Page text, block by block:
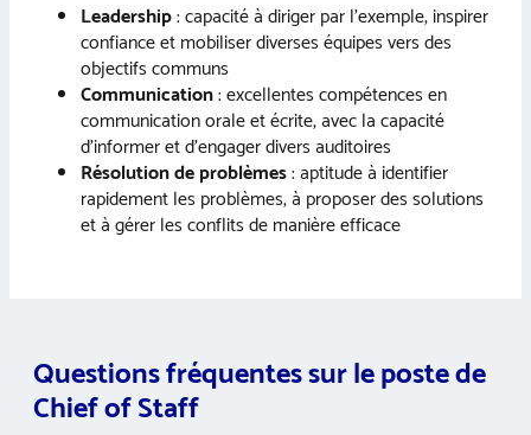
Leadership: capacité à diriger par l’exemple, inspirer
confiance et mobiliser diverses équipes vers des
objectifs communs
Communication: excellentes compétences en
communication orale et écrite, avec la capacité
d’informer et d’engager divers auditoires
Résolution de problèmes: aptitude à identifier
rapidement les problèmes, à proposer des solutions
et à gérer les conflits de manière efficace
Questions fréquentes sur le poste de
Chief of Staff